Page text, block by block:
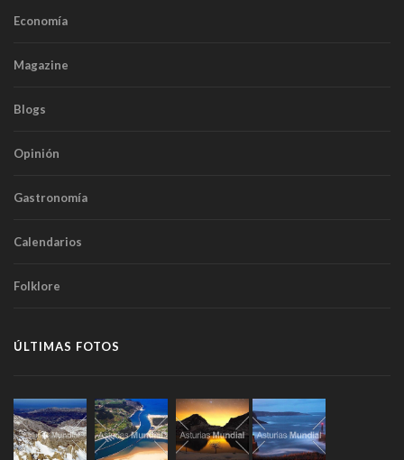
Economía
Magazine
Blogs
Opinión
Gastronomía
Calendarios
Folklore
ÚLTIMAS FOTOS